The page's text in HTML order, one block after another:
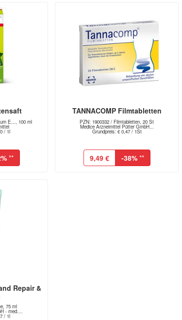
E..., 100 ml
/ 1l
**
TANNACOMP Filmtabletten
PZN: 1900332 / Filmtabletten, 20 St
Medice Arzneimittel Pütter GmbH...
Grundpreis: € 0,47 / 1St
9,49 € -38%**
Repair &
75 ml
- med....
/ 1l